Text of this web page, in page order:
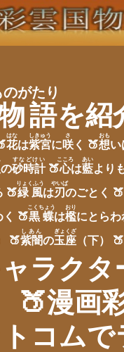
語
がたり
を紹
花
はな
は紫宮
しきゅう
に咲
さ
く 🍑想
おも
い
の砂時計
すなどけい
🍑心
こころ
は藍
あい
より
🍑緑風
りょくふう
は刃
やいば
のごとく 🍑
🍑黒蝶
こくちょう
は檻
おり
にとらわ
🍑紫闇
しあん
の玉座
ぎょくざ
（下） 🍑
ラク
🍑漫画
コム